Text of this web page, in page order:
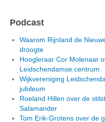
Podcast
Waarom Rijnland de
droogte
Hoogleraar Cor Molenaar
Leidschendamse centrum
Wijkvereniging
jubileum
Roeland Hillen over de
Salamander
Tom Erik-Grotens over de